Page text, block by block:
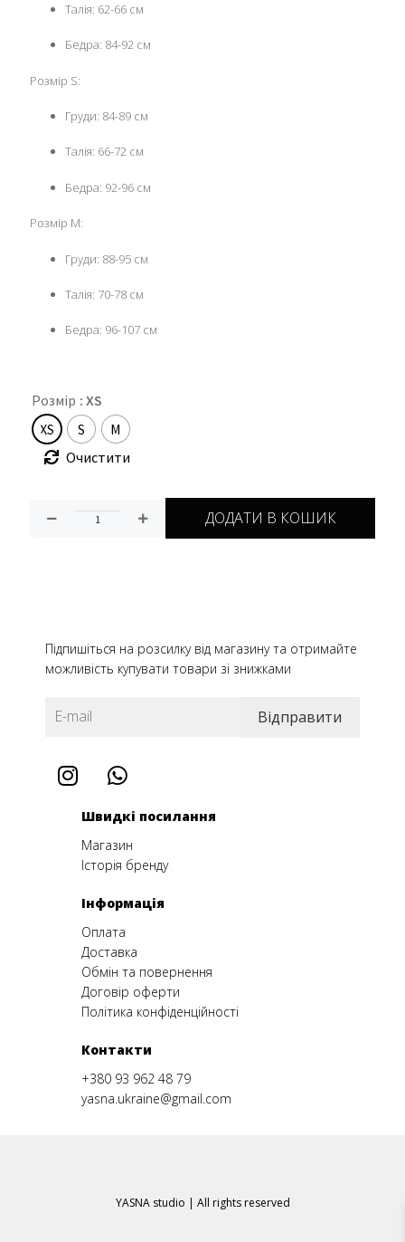
Талія: 62-66 см
Бедра: 84-92 см
Розмір S:
Груди: 84-89 см
Талія: 66-72 см
Бедра: 92-96 см
Розмір M:
Груди: 88-95 см
Талія: 70-78 см
Бедра: 96-107 см
Розмір : XS
XS
S
M
Очистити
ДОДАТИ В КОШИК
Підпишіться на розсилку від магазину та отримайте
можливість купувати товари зі знижками
Швидкі посилання
Магазин
Історія бренду
Інформація
Оплата
Доставка
Обмін та повернення
Договір оферти
Політика конфіденційності
Контакти
+380 93 962 48 79
yasna.ukraine@gmail.com
YASNA studio | All rights reserved